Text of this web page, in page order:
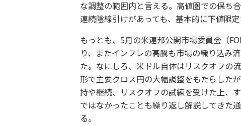
な調整の範囲内と言える。高値圏での保ち
連続陰線引けがあっても、基本的に下値限
もっとも、5月の米連邦公開市場委員会（
り、またインフレの高騰も市場の織り込み
た。なにしろ、米ドル自体はリスクオフの
形で主要クロス円の大幅調整をもたらした
持や継続、リスクオフの試練を受けた上、
ではなかったことも繰り返し解説してきた
る。